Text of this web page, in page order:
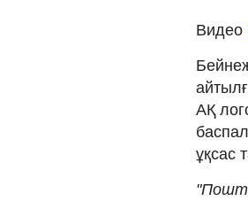
Видео
АҚ
ұқсас